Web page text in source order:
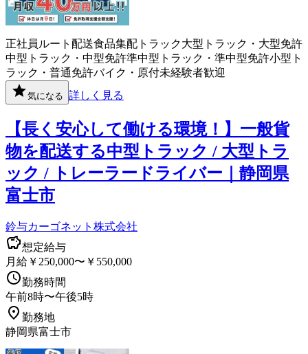
正社員 ルート配送食品集配 トラック大型トラック・大型免許
中型トラック・中型免許準中型トラック・準中型免許小型ト
ラック・普通免許バイク・原付未経験者歓迎
気になる 詳しく見る
【長く安心して働ける環境！】一般貨
物を配送する中型トラック / 大型トラ
ック / トレーラードライバー｜静岡県
富士市
鈴与カーゴネット株式会社
想定給与
月給￥250,000〜￥550,000
勤務時間
午前8時〜午後5時
勤務地
静岡県富士市